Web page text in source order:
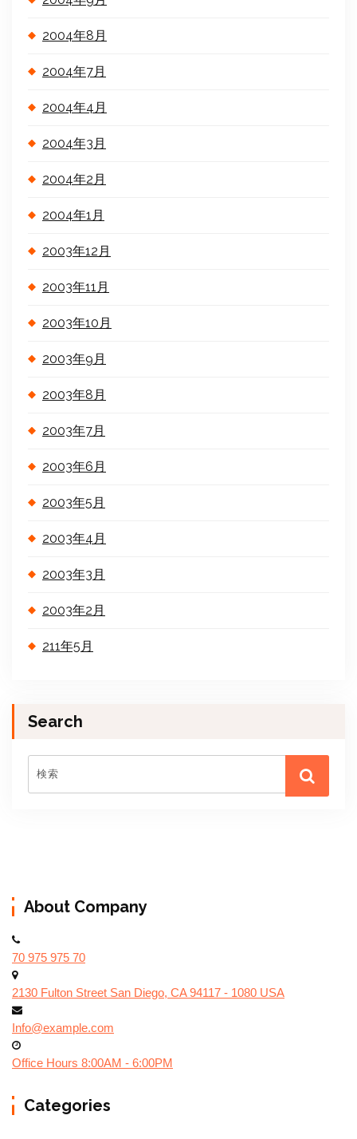
2004年8月
2004年7月
2004年4月
2004年3月
2004年2月
2004年1月
2003年12月
2003年11月
2003年10月
2003年9月
2003年8月
2003年7月
2003年6月
2003年5月
2003年4月
2003年3月
2003年2月
211年5月
Search
About Company
70 975 975 70
2130 Fulton Street San Diego, CA 94117 - 1080 USA
Info@example.com
Office Hours 8:00AM - 6:00PM
Categories